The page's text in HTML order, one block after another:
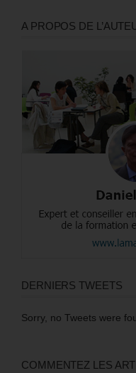
A PROPOS DE
DERNIERS TWEETS
Sorry, no Tweets were
COMMENTEZ LES